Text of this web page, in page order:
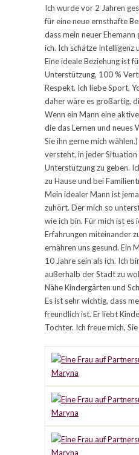
Ich wurde vor 2 Jahren
für eine neue ernsthafte
dass mein neuer
ich. Ich schätze Intelligenz
Eine ideale Beziehung ist
Unterstützung, 100 %
Respekt. Ich liebe Sport,
daher wäre es großartig,
Wenn ein Mann eine
die das Lernen und neues
Sie ihn gerne mich
versteht, in jeder Situation
Unterstützung zu geben.
zu Hause und bei
Mein idealer Mann ist
zuhört. Der mich so
wie ich bin. Für mich ist es
Erfahrungen miteinander
ernähren uns gesund. Ein
10 Jahre sein als ich. Ich
außerhalb der Stadt zu
Nähe Kindergärten und
Es ist sehr wichtig, dass
freundlich ist. Er liebt
Tochter. Ich freue mich,